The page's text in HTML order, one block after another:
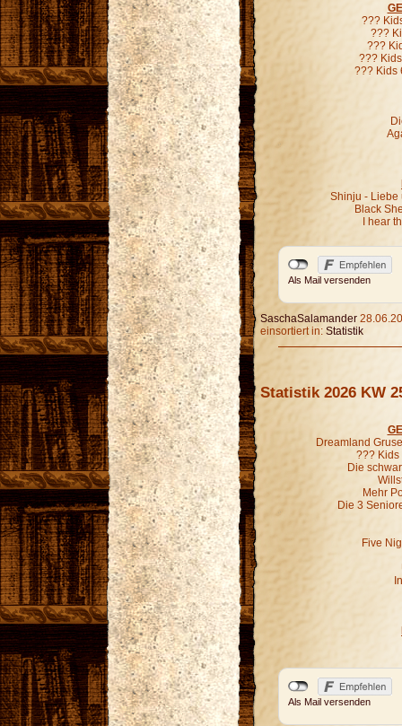
???
???
???
???
??? Kids
Shinju - Liebe
Black
I hear
Als Mail versenden
SaschaSalamander
einsortiert in: Statistik
Statistik 2026 KW
Dreamland
??? Kids
Die
Mehr
Die 3
Five
Als Mail versenden